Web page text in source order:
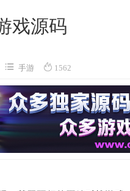
戏源码
 手游  1562